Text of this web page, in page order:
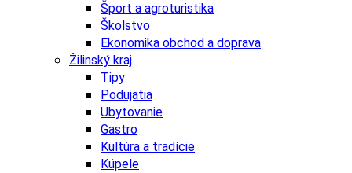
Šport a agroturistika
Školstvo
Ekonomika obchod a doprava
Žilinský kraj
Tipy
Podujatia
Ubytovanie
Gastro
Kultúra a tradície
Kúpele